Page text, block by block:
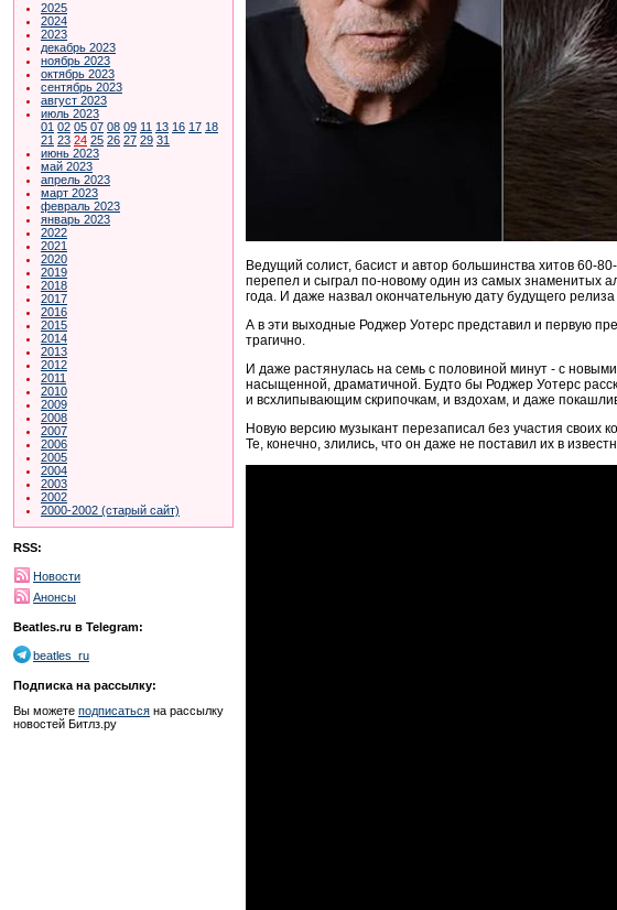
2025
2024
2023
декабрь 2023
ноябрь 2023
октябрь 2023
сентябрь 2023
август 2023
июль 2023
01 02 05 07 08 09 11 13 16 17 18
21 23 24 25 26 27 29 31
июнь 2023
май 2023
апрель 2023
март 2023
февраль 2023
январь 2023
2022
2021
2020
2019
2018
2017
2016
2015
2014
2013
2012
2011
2010
2009
2008
2007
2006
2005
2004
2003
2002
2000-2002 (старый сайт)
RSS:
Новости
Анонсы
Beatles.ru в Telegram:
beatles_ru
Подписка на рассылку:
Вы можете подписаться на рассылку
новостей Битлз.ру
Ведущий солист, басист и автор большинства хитов 60-
перепел и сыграл по-новому один из самых знаменитых
года. И даже назвал окончательную дату будущего
А в эти выходные Роджер Уотерс представил и первую
трагично.
И даже растянулась на семь с половиной минут - с
насыщенной, драматичной. Будто бы Роджер Уотерс
и всхлипывающим скрипочкам, и вздохам, и даже
Новую версию музыкант перезаписал без участия своих
Те, конечно, злились, что он даже не поставил их в